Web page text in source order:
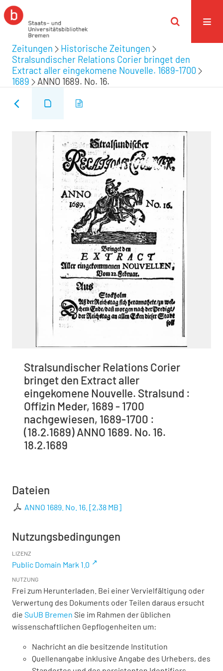
Zeitungen
Historische Zeitungen
Stralsundischer Relations Corier bringet den
Extract aller eingekomene Nouvelle. 1689-1700
1689
ANNO 1689. No. 16.
Stralsundischer Relations Corier
bringet den Extract aller
eingekomene Nouvelle. Stralsund :
Offizin Meder, 1689 - 1700
nachgewiesen, 1689-1700 :
(18.2.1689) ANNO 1689. No. 16.
18.2.1689
Dateien
ANNO 1689. No. 16. [2,38 MB]
Nutzungsbedingungen
LIZENZ
Public Domain Mark 1.0
NUTZUNG
Frei zum Herunterladen. Bei einer Vervielfältigung oder
Verwertung des Dokuments oder Teilen daraus ersucht
die SuUB Bremen Sie im Rahmen der üblichen
wissenschaftlichen Gepflogenheiten um:
Nachricht an die besitzende Institution
Quellenangabe inklusive Angabe des Urhebers, des